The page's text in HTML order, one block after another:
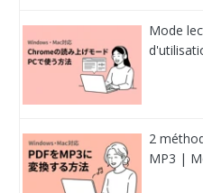
Mode
2
MP3 |